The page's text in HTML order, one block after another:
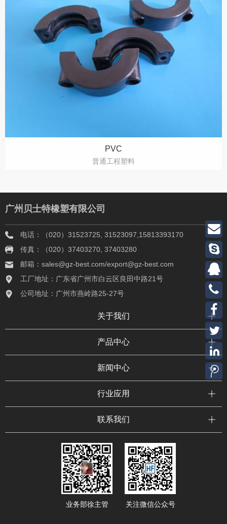
PVC
普通工程塑料
广州贝士特橡塑有限公司
电话：（020）31523725, 31523097,15813393170
传真：（020）37403270, 37403280
邮箱：sales@gz-best.com/export@gz-best.com
工厂地址：广东省广州市白云区良田中路21号
公司地址：广州市燕岭路25-27号
关于我们
产品中心
新闻中心
行业应用
联系我们
业务部徐主管 关注微信公众号